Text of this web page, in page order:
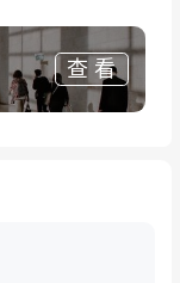
查 看